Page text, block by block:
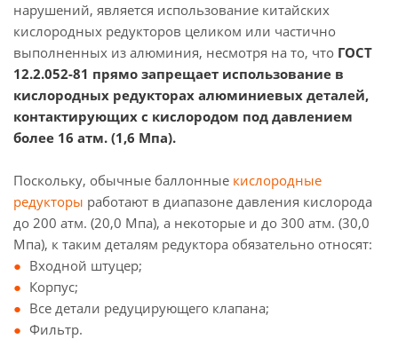
нарушений, является использование китайских
кислородных редукторов целиком или частично
выполненных из алюминия, несмотря на то, что ГОСТ
12.2.052-81 прямо запрещает использование в
кислородных редукторах алюминиевых деталей,
контактирующих с кислородом под давлением
более 16 атм. (1,6 Мпа).
Поскольку, обычные баллонные кислородные
редукторы работают в диапазоне давления кислорода
до 200 атм. (20,0 Мпа), а некоторые и до 300 атм. (30,0
Мпа), к таким деталям редуктора обязательно относят:
Входной штуцер;
Корпус;
Все детали редуцирующего клапана;
Фильтр.